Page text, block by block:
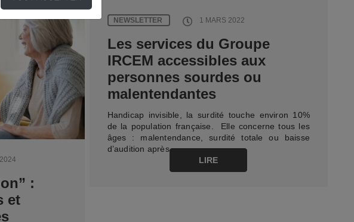
:
et
NEWSLETTER 1 MARS 2022
Les services du Groupe
IRCEM accessibles aux
personnes sourdes ou
malentendantes
Handicap invisible, la surdité touche environ 10%
de la population française. Elle concerne tous les
âges : malentendance, surdité totale ou baisse
d’audition après…
LIRE